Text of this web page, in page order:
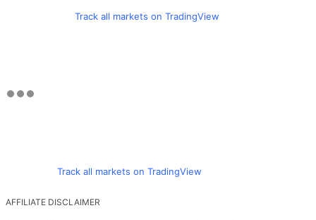
Track all markets on TradingView
Track all markets on TradingView
AFFILIATE DISCLAIMER